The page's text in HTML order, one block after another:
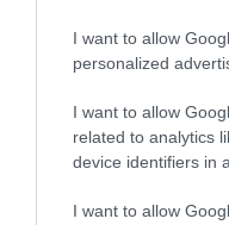
I want to allow
personalized
I want to allow
related to analytics
device identifiers in
I want to allow